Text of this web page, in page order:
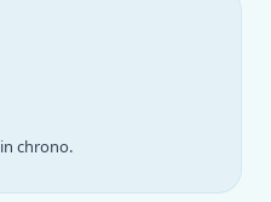
chrono.